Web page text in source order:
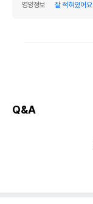
영양정보
잘 적혀있어요
Q&A